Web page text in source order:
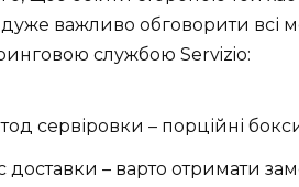
дуже важливо обговорити всі
службою Servizio:
сервіровки – порційні
доставки – варто отримати